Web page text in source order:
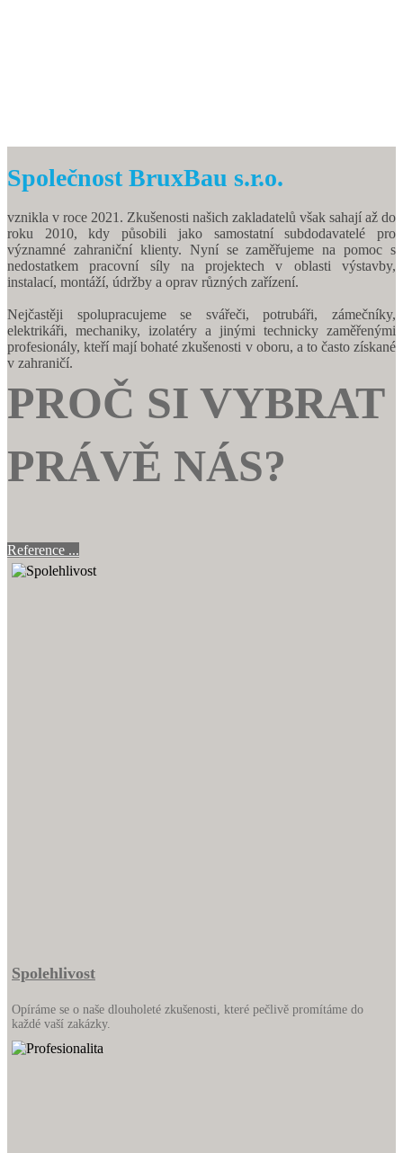
Společnost BruxBau s.r.o.
vznikla v roce 2021. Zkušenosti našich zakladatelů však sahají až do
roku 2010, kdy působili jako samostatní subdodavatelé pro
významné zahraniční klienty. Nyní se zaměřujeme na pomoc s
nedostatkem pracovní síly na projektech v oblasti výstavby,
instalací, montáží, údržby a oprav různých zařízení.
Nejčastěji spolupracujeme se svářeči, potrubáři, zámečníky,
elektrikáři, mechaniky, izolatéry a jinými technicky zaměřenými
profesionály, kteří mají bohaté zkušenosti v oboru, a to často získané
v zahraničí.
PROČ SI VYBRAT
PRÁVĚ NÁS?
Reference ...
Spolehlivost
Opíráme se o naše dlouholeté zkušenosti, které pečlivě promítáme do
každé vaší zakázky.